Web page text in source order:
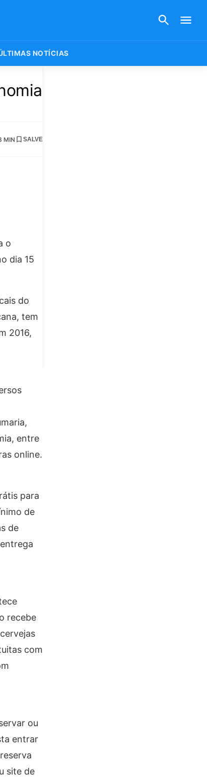
NOTÍCIAS
MIN SALVE
o
dia 15
do
tem
2016,
entre
online.
para
de
de
recebe
com
ou
entrar
site de